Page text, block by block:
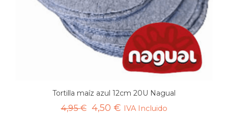
Tortilla maíz azul 12cm 20U Nagual
4,95€ El
4,50 €ElIVA Incluido